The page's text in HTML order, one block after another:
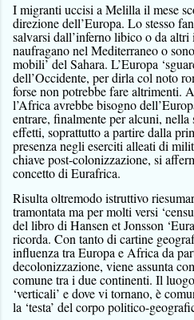
I migranti uccisi a Melilla il mese
direzione dell’Europa. Lo stesso
salvarsi dall’inferno libico o da
naufragano nel Mediterraneo o
mobili’ del Sahara. L’Europa
dell’Occidente, per dirla col noto
forse non potrebbe fare altrimenti.
l’Africa avrebbe bisogno
entrare, finalmente per alcuni,
effetti, soprattutto a partire dalla
presenza negli eserciti alleati di
chiave post-colonizzazione, si
concetto di Eurafrica.
Risulta oltremodo istruttivo
tramontata ma per molti versi
del libro di Hansen et Jonsson
ricorda. Con tanto di cartine
influenza tra Europa e Africa da
decolonizzazione, viene assunta
comune tra i due continenti. Il
‘verticali’ e dove vi tornano, è
la ‘testa’ del corpo politico-